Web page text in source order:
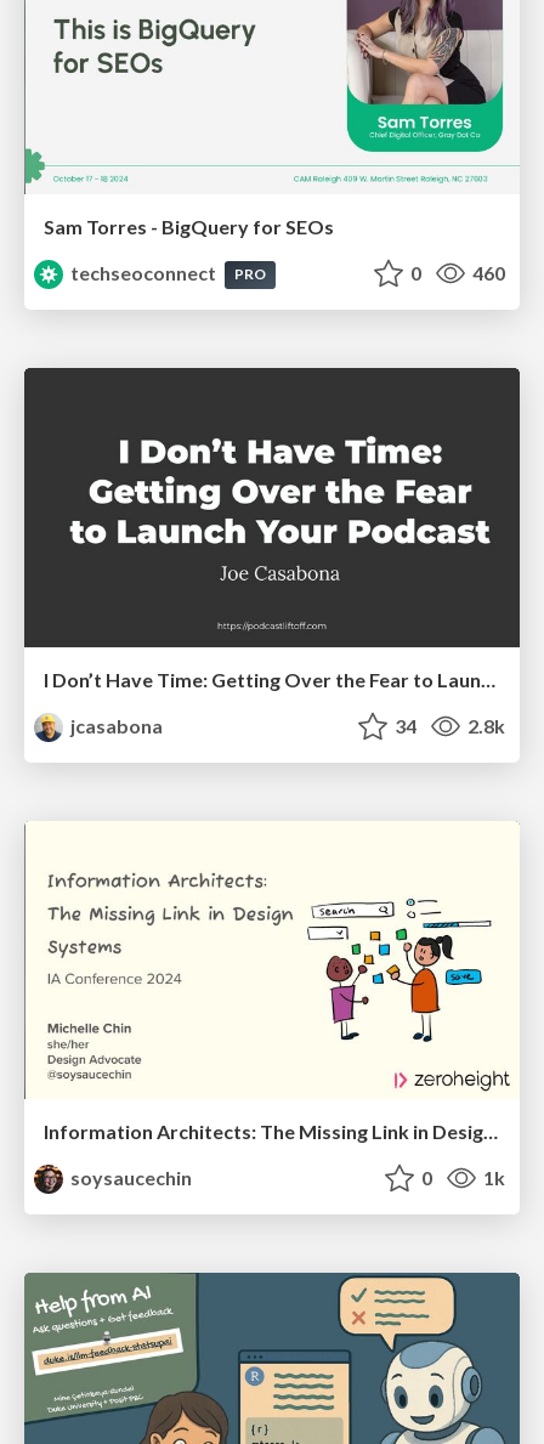
Sam Torres - BigQuery for SEOs
techseoconnect
PRO 0 460
I Don’t Have Time: Getting Over the Fear to Launch Your Podcast
jcasabona
34 2.8k
Information Architects: The Missing Link in Design Systems
soysaucechin
0 1k